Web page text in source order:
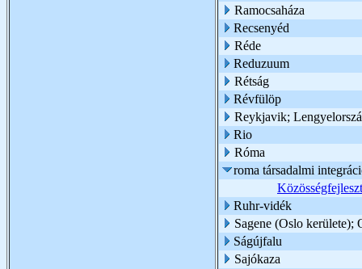
Ramocsaháza
Recsenyéd
Réde
Reduzuum
Rétság
Révfülöp
Reykjavik;
Rio
Róma
roma társadalmi
Ruhr-vidék
Sagene (Oslo kerülete);
Ságújfalu
Sajókaza